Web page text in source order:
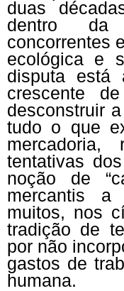
duas
dentro da
concorrentes
ecológica e
disputa está
crescente
desconstruir
tudo o que
tentativas
noção de
mercantis a
muitos, nos
tradição de
por não
gastos de
humana.